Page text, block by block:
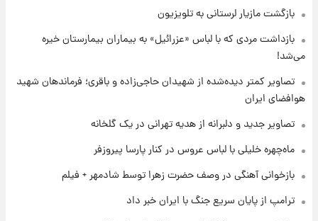
۲۳ ساعت پیش
باقری؛ فرماندهان شهید هوافضای ایران
۱ روز پیش
قیمت‌ها تغییر کرد
بازگشت مازیار لرستانی به تلویزیون
بازداشت مردی که با لباس «عزرائیل» به بیماران بیمارستان خیره
می‌شد!
تصاویر کمتر دیده‌شده از شهیدان حاجی‌زاده و باقری؛ فرماندهان شهید
هوافضای ایران
تصاویر جدید و دلبرانه از هدیه تهرانی در یک گلخانه
ماه‌چهره خلیلی با لباس عروس در کنار پارسا پیروزفر
بازخوانی آهنگی در وصف حضرت زهرا توسط شادمهر + فیلم
ترامپ از پایان سریع جنگ با ایران خبر داد